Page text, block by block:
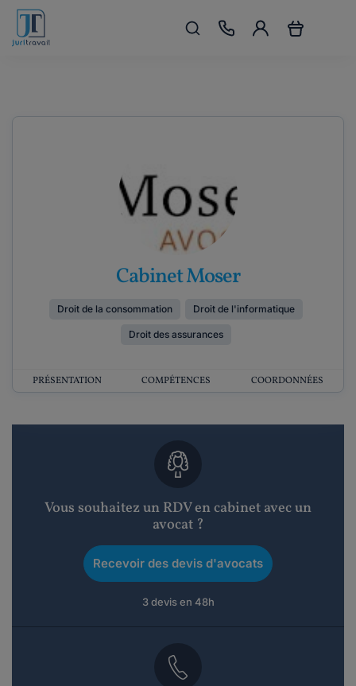
Cabinet Moser
Droit de la consommation Droit de l'informatique
Droit des assurances
PRÉSENTATION COMPÉTENCES COORDONNÉES
Vous souhaitez un RDV en cabinet avec un
avocat ?
Recevoir des devis d'avocats
3 devis en 48h